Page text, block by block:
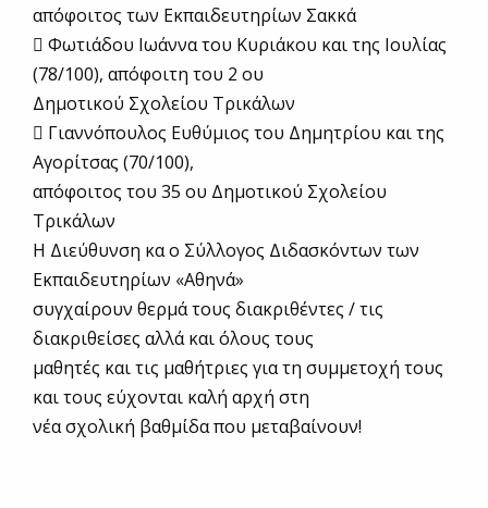
απόφοιτος των Εκπαιδευτηρίων Σακκά
 Φωτιάδου Ιωάννα του Κυριάκου και της Ιουλίας
(78/100), απόφοιτη του 2 ου
Δημοτικού Σχολείου Τρικάλων
 Γιαννόπουλος Ευθύμιος του Δημητρίου και της
Αγορίτσας (70/100),
απόφοιτος του 35 ου Δημοτικού Σχολείου
Τρικάλων
Η Διεύθυνση κα ο Σύλλογος Διδασκόντων των
Εκπαιδευτηρίων «Αθηνά»
συγχαίρουν θερμά τους διακριθέντες / τις
διακριθείσες αλλά και όλους τους
μαθητές και τις μαθήτριες για τη συμμετοχή τους
και τους εύχονται καλή αρχή στη
νέα σχολική βαθμίδα που μεταβαίνουν!